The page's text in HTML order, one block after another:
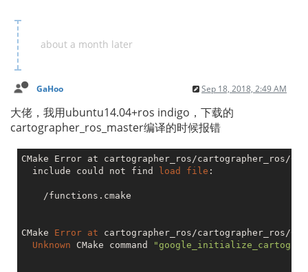
about a month later
GaHoo Sep 18, 2018, 2:49 AM
大佬，我用ubuntu14.04+ros indigo，下载的
cartographer_ros_master编译的时候报错
CMake Error at cartographer_ros/cartographer_ros/
  include could not find
load file :
    /functions.cmake
CMake Error at cartographer_ros/cartographer_ros/
Unknown CMake command